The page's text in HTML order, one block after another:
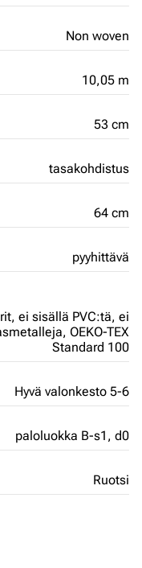
Non woven
10,05 m
53 cm
tasakohdistus
64 cm
pyyhittävä
ei sisällä PVC:tä, ei
OEKO-TEX
Standard 100
Hyvä valonkesto 5-6
paloluokka B-s1, d0
Ruotsi